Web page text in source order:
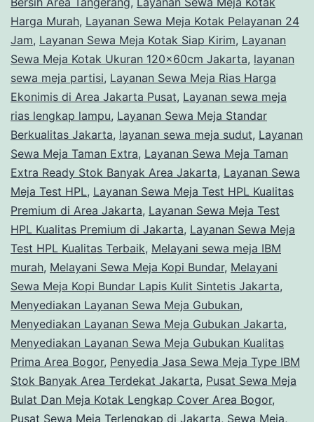
Harga Murah, Layanan Sewa Meja Kotak Pelayanan 24
Jam, Layanan Sewa Meja Kotak Siap Kirim, Layanan
Sewa Meja Kotak Ukuran 120x60cm Jakarta, layanan
sewa meja partisi, Layanan Sewa Meja Rias Harga
Ekonimis di Area Jakarta Pusat, Layanan sewa meja
rias lengkap lampu, Layanan Sewa Meja Standar
Berkualitas Jakarta, layanan sewa meja sudut, Layanan
Sewa Meja Taman Extra, Layanan Sewa Meja Taman
Extra Ready Stok Banyak Area Jakarta, Layanan Sewa
Meja Test HPL, Layanan Sewa Meja Test HPL Kualitas
Premium di Area Jakarta, Layanan Sewa Meja Test
HPL Kualitas Premium di Jakarta, Layanan Sewa Meja
Test HPL Kualitas Terbaik, Melayani sewa meja IBM
murah, Melayani Sewa Meja Kopi Bundar, Melayani
Sewa Meja Kopi Bundar Lapis Kulit Sintetis Jakarta,
Menyediakan Layanan Sewa Meja Gubukan,
Menyediakan Layanan Sewa Meja Gubukan Jakarta,
Menyediakan Layanan Sewa Meja Gubukan Kualitas
Prima Area Bogor, Penyedia Jasa Sewa Meja Type IBM
Stok Banyak Area Terdekat Jakarta, Pusat Sewa Meja
Bulat Dan Meja Kotak Lengkap Cover Area Bogor,
Pusat Sewa Meja Terlengkap di Jakarta, Sewa Meja,